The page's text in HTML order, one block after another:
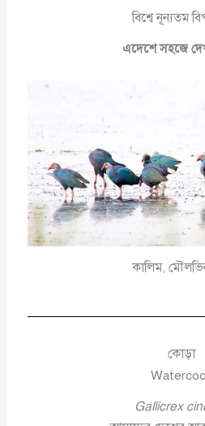
বিশ্বে নূন্যতম
এদেশে সহজে
কালিম,
কোড়া
Gallicrex